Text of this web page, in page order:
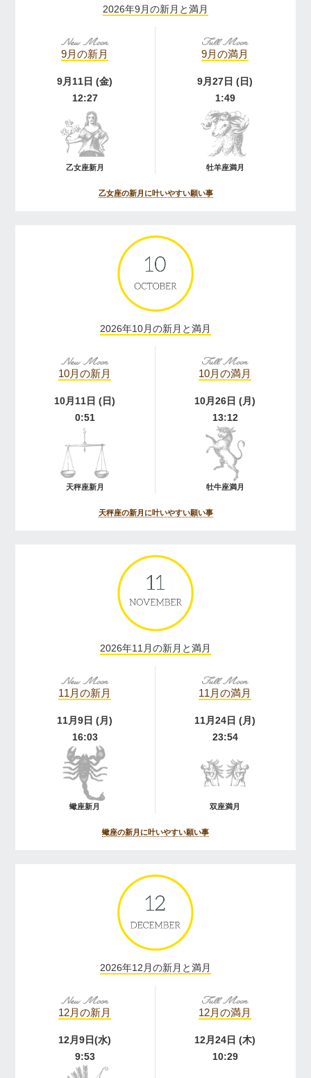
2026年9月の新月と満月
9月の新月
9月11日 (金)
12:27
乙女座新月
9月の満月
9月27日 (日)
1:49
牡羊座満月
乙女座の新月に叶いやすい願い事
2026年10月の新月と満月
10月の新月
10月11日 (日)
0:51
天秤座新月
10月の満月
10月26日 (月)
13:12
牡牛座満月
天秤座の新月に叶いやすい願い事
2026年11月の新月と満月
11月の新月
11月9日 (月)
16:03
蠍座新月
11月の満月
11月24日 (月)
23:54
双座満月
蠍座の新月に叶いやすい願い事
2026年12月の新月と満月
12月の新月
12月9日(水)
9:53
12月の満月
12月24日 (木)
10:29